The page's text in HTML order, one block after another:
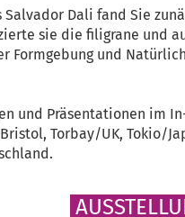
Salvador Dali fand Sie
sie die filigrane und
Formgebung und
und Präsentationen im
Torbay/UK, Tokio/